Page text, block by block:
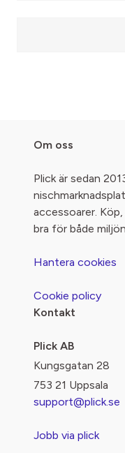
Om oss
Plick är sedan
accessoarer.
bra för både
Hantera cookies
Cookie policy
Kontakt
Plick AB
Kungsgatan 28
753 21 Uppsala
support@plick.se
Jobb via plick